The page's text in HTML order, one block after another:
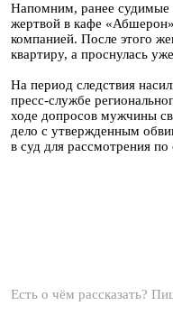
Напомним, ранее
жертвой в кафе
компанией. После этого
квартиру, а проснулась
На период следствия
пресс-службе
ходе допросов мужчины
дело с утвержденным
в суд для рассмотрения по
Есть о чём рассказать?